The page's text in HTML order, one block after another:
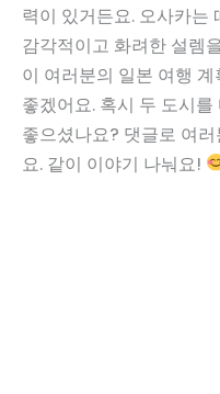
력이 있거든요. 오사카는
감각적이고 화려한 설렘
이 여러분의 일본 여행
좋겠어요. 혹시 두 도시
좋으셨나요? 댓글로 여
요. 같이 이야기 나눠요!